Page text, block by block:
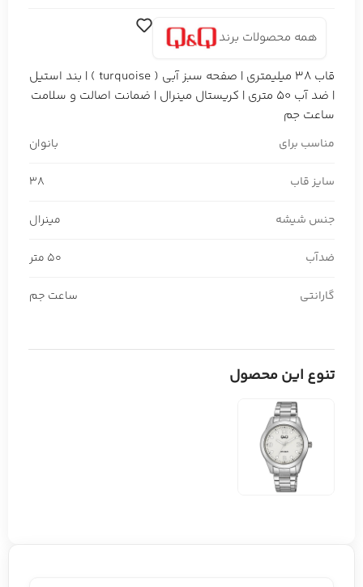
همه محصولات برند
قاب 38 میلیمتری | صفحه سبز آبی ( turquoise ) | بند استیل
| ضد آب 50 متری | کریستال مینرال | ضمانت اصالت و سلامت
ساعت جم
مناسب برای بانوان
سایز قاب 38
جنس شیشه مینرال
ضدآب 50 متر
گارانتی ساعت جم
تنوع این محصول